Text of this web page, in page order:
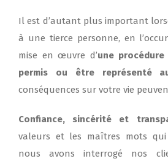
Il est d’autant plus important
à une tierce personne, en
mise en œuvre d’une
permis ou être représenté
conséquences sur votre vie
Confiance, sincérité et
valeurs et les maîtres mots qui
nous avons interrogé nos